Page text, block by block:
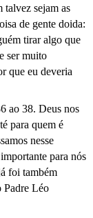
talvez sejam as
de gente doida:
tirar algo que
ser muito
que eu deveria
ao 38. Deus nos
para quem é
nesse
para nós
foi também
Padre Léo